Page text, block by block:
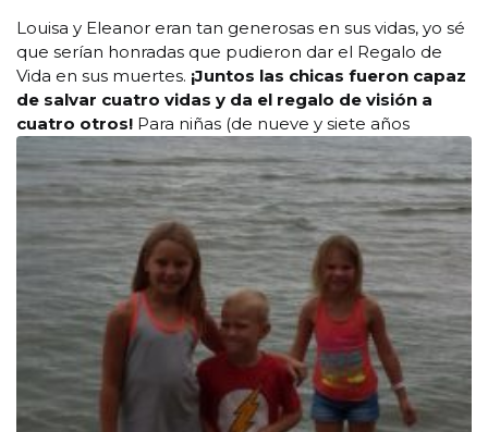
Louisa y Eleanor eran tan generosas en sus vidas, yo sé
que serían honradas que pudieron dar el Regalo de
Vida en sus muertes. ¡Juntos las chicas fueron capaz
de salvar cuatro vidas y da el regalo de visión a
cuatro otros! Para niñas (de nueve y siete años